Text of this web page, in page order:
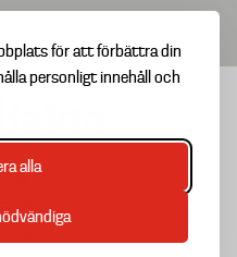
för att förbättra din
personligt innehåll och
alla